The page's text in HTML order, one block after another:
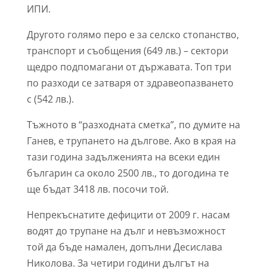
ИПИ.
Другото голямо перо е за селско стопанство,
транспорт и съобщения (649 лв.) – сектори
щедро подпомагани от държавата. Топ три
по разходи се затваря от здравеопазването
с (542 лв.).
Тъжното в “разходната сметка”, по думите на
Ганев, е трупането на дългове. Ако в края на
тази година задълженията на всеки един
българин са около 2500 лв., то догодина те
ще бъдат 3418 лв. посочи той.
Непрекъснатите дефицити от 2009 г. насам
водят до трупане на дълг и невъзможност
той да бъде намален, допълни Десислава
Николова. За четири години дългът на